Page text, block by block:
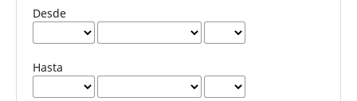
Desde
Hasta